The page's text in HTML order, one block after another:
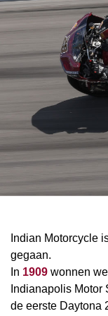
Indian Motorcycle
gegaan.
In 1909 wonnen
Indianapolis Motor
de eerste Daytona